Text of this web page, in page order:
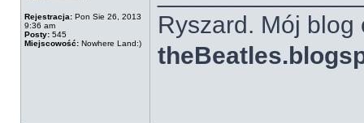
Rejestracja: Pon Sie 26, 2013
9:36 am
Posty: 545
Miejscowość: Nowhere Land:)
Ryszard. Mój